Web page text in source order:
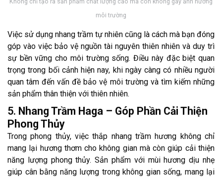
môi trường
Việc sử dụng nhang trầm tự nhiên cũng là cách mà bạn đóng
góp vào việc bảo vệ nguồn tài nguyên thiên nhiên và duy trì
sự bền vững cho môi trường sống. Điều này đặc biệt quan
trọng trong bối cảnh hiện nay, khi ngày càng có nhiều người
quan tâm đến vấn đề bảo vệ môi trường và tìm kiếm những
sản phẩm thân thiện với thiên nhiên.
5. Nhang Trầm Haga – Góp Phần Cải Thiện
Phong Thủy
Trong phong thủy, việc thắp nhang trầm hương không chỉ
mang lại hương thơm cho không gian mà còn giúp cải thiện
năng lượng phong thủy. Sản phẩm với mùi hương dịu nhẹ
giúp cân bằng năng lượng trong không gian sống, mang lại